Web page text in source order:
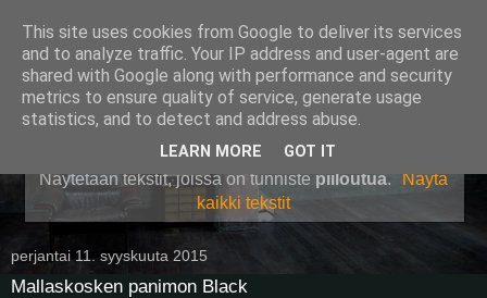
Pullollinen
Näytetään tekstit, joissa on tunniste piiloutua.
Näytä
kaikki tekstit
perjantai 11. syyskuuta 2015
Mallaskosken panimon Black
This site uses cookies from Google to deliver its services
and to analyze traffic. Your IP address and user-agent are
shared with Google along with performance and security
metrics to ensure quality of service, generate usage
statistics, and to detect and address abuse.
LEARN MORE GOT IT